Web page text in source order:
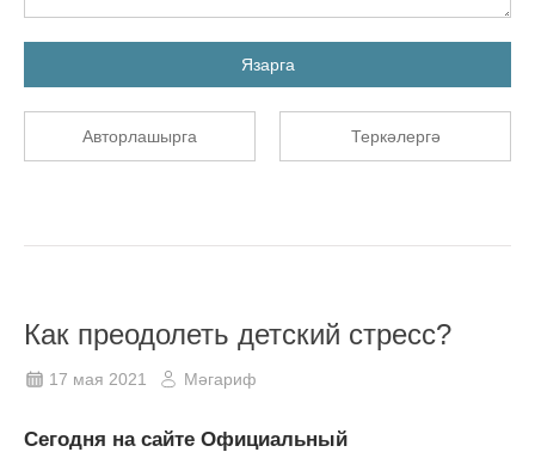
Язарга
Авторлашырга Теркәлергә
Как преодолеть детский стресс?
17 мая 2021 Мәгариф
Сегодня на сайте Официальный